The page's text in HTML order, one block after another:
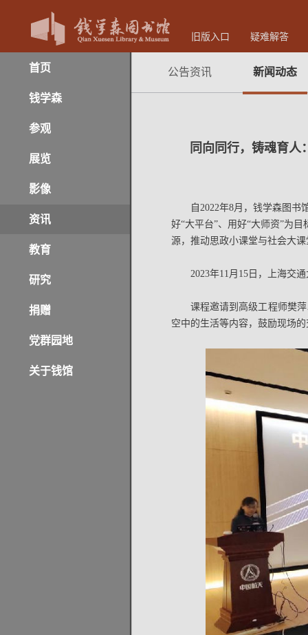
旧版入口 疑难解答
首页
钱学森
参观
展览
影像
资讯
教育
研究
捐赠
党群园地
关于钱馆
公告资讯 新闻动态
同向同行，铸魂育人
自2022年8月，钱学森图
好“大平台”、用好“大师资”为
源，推动思政小课堂与社会大
2023年11月15日，上海交
课程邀请到高级工程师樊
空中的生活等内容，鼓励现场